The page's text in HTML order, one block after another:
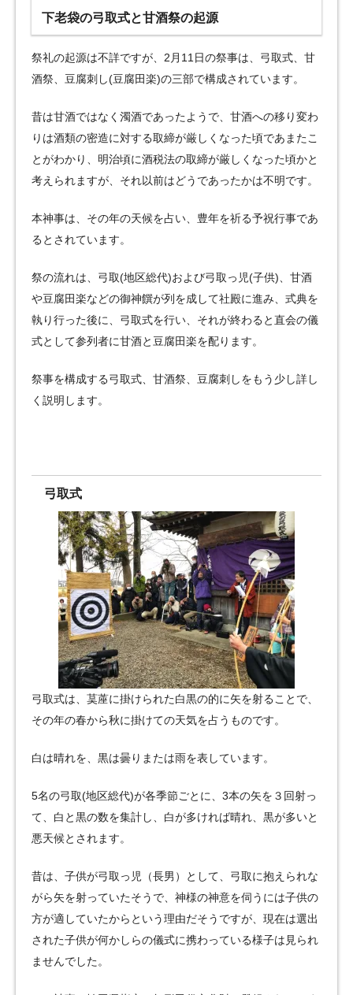
下老袋の弓取式と甘酒祭の起源
祭礼の起源は不詳ですが、2月11日の祭事は、弓取式、甘
酒祭、豆腐刺し(豆腐田楽)の三部で構成されています。
昔は甘酒ではなく濁酒であったようで、甘酒への移り変わ
りは酒類の密造に対する取締が厳しくなった頃であまたこ
とがわかり、明治頃に酒税法の取締が厳しくなった頃かと
考えられますが、それ以前はどうであったかは不明です。
本神事は、その年の天候を占い、豊年を祈る予祝行事であ
るとされています。
祭の流れは、弓取(地区総代)および弓取っ児(子供)、甘酒
や豆腐田楽などの御神饌が列を成して社殿に進み、式典を
執り行った後に、弓取式を行い、それが終わると直会の儀
式として参列者に甘酒と豆腐田楽を配ります。
祭事を構成する弓取式、甘酒祭、豆腐刺しをもう少し詳し
く説明します。
弓取式
弓取式は、茣蓙に掛けられた白黒の的に矢を射ることで、
その年の春から秋に掛けての天気を占うものです。
白は晴れを、黒は曇りまたは雨を表しています。
5名の弓取(地区総代)が各季節ごとに、3本の矢を３回射っ
て、白と黒の数を集計し、白が多ければ晴れ、黒が多いと
悪天候とされます。
昔は、子供が弓取っ児（長男）として、弓取に抱えられな
がら矢を射っていたそうで、神様の神意を伺うには子供の
方が適していたからという理由だそうですが、現在は選出
された子供が何かしらの儀式に携わっている様子は見られ
ませんでした。